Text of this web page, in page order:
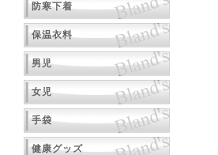
防寒下着
保温衣料
男児
女児
手袋
健康グッズ